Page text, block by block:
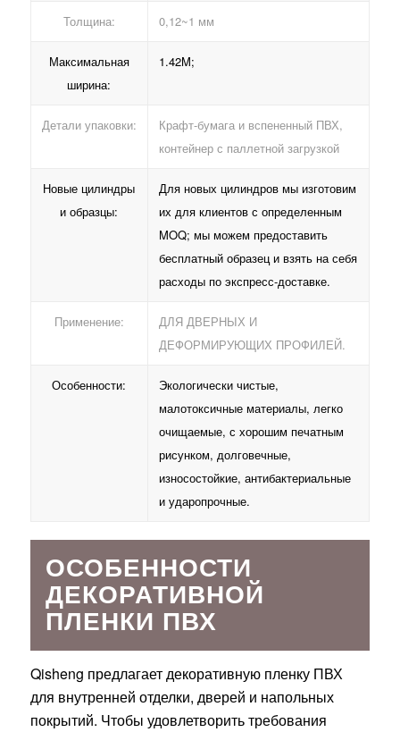
Толщина: 0,12~1 мм
Максимальная
ширина:
1.42M;
Детали упаковки:
Крафт-бумага и вспененный ПВХ,
контейнер с паллетной загрузкой
Новые цилиндры
и образцы:
Для новых цилиндров мы изготовим
их для клиентов с определенным
MOQ; мы можем предоставить
бесплатный образец и взять на себя
расходы по экспресс-доставке.
Применение:
ДЛЯ ДВЕРНЫХ И
ДЕФОРМИРУЮЩИХ ПРОФИЛЕЙ.
Особенности:
Экологически чистые,
малотоксичные материалы, легко
очищаемые, с хорошим печатным
рисунком, долговечные,
износостойкие, антибактериальные
и ударопрочные.
ОСОБЕННОСТИ
ДЕКОРАТИВНОЙ
ПЛЕНКИ ПВХ
Qisheng предлагает декоративную пленку ПВХ
для внутренней отделки, дверей и напольных
покрытий. Чтобы удовлетворить требования